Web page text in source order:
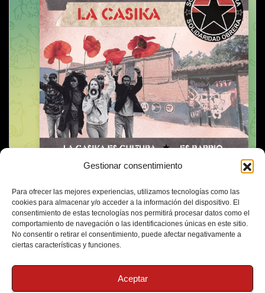
Gestionar consentimiento
Para ofrecer las mejores experiencias, utilizamos tecnologías como las
cookies para almacenar y/o acceder a la información del dispositivo. El
consentimiento de estas tecnologías nos permitirá procesar datos como el
comportamiento de navegación o las identificaciones únicas en este sitio.
No consentir o retirar el consentimiento, puede afectar negativamente a
ciertas características y funciones.
Aceptar